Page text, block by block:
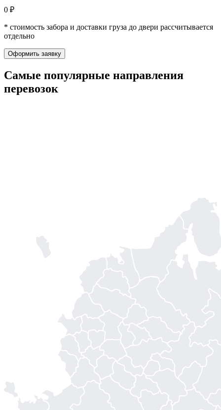
0 ₽
* стоимость забора и доставки груза до двери рассчитывается
отдельно
Оформить заявку
Самые популярные направления
перевозок